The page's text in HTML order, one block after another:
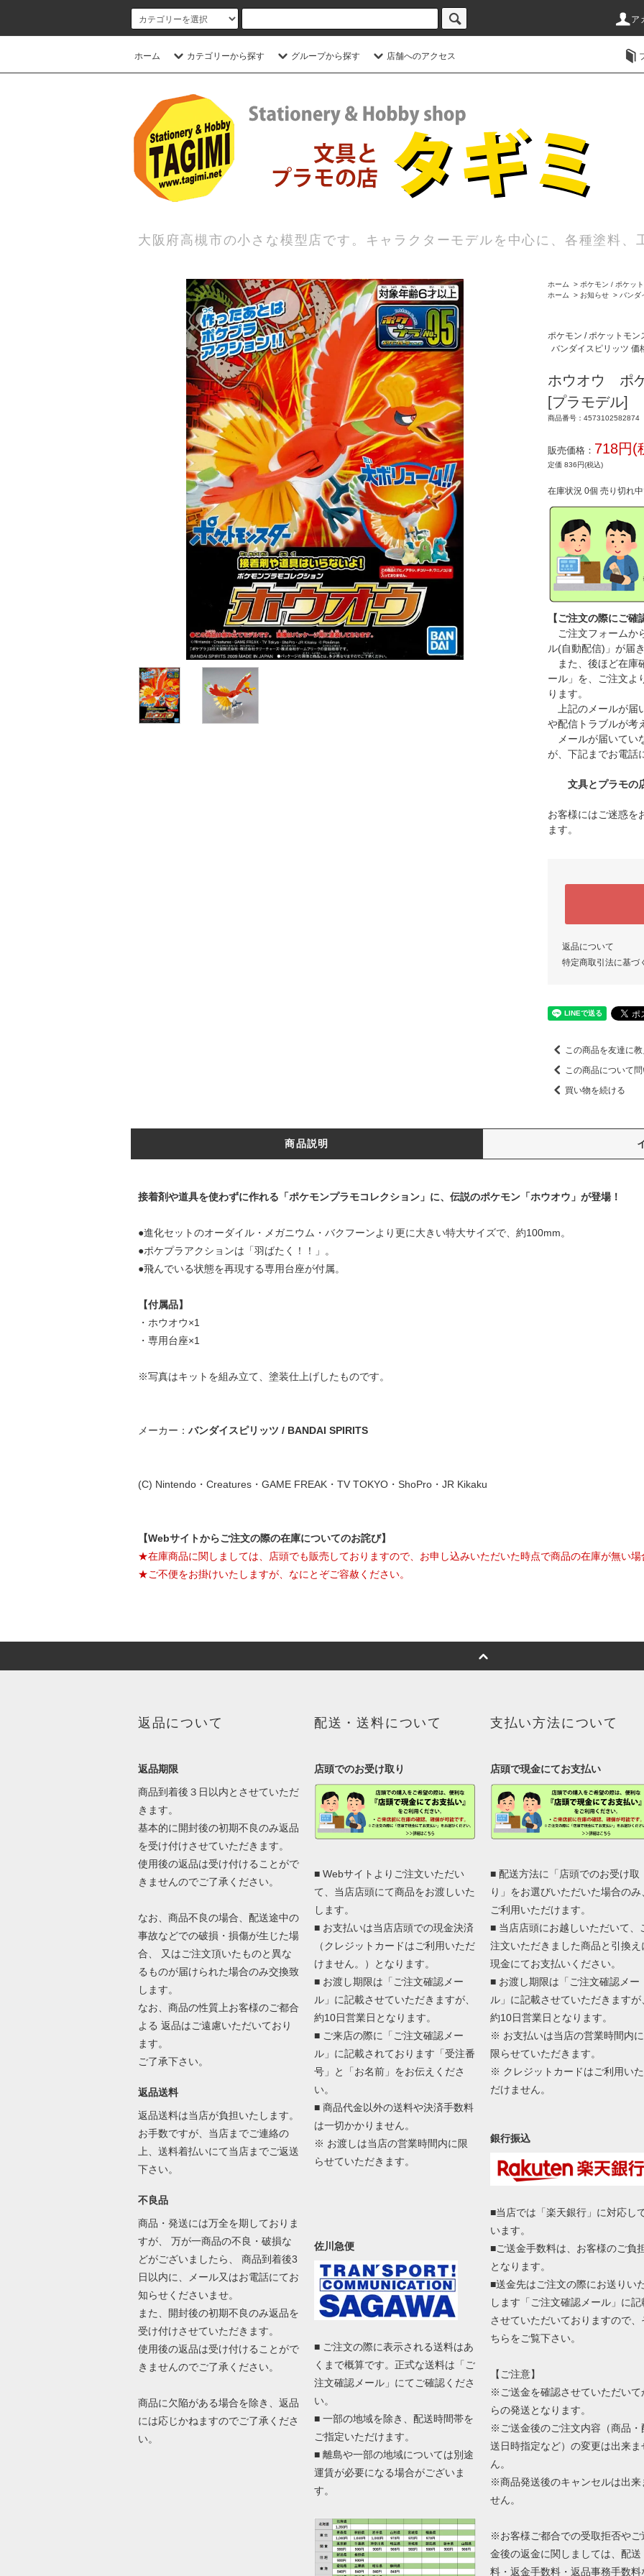
ア
ホーム カテゴリーから探す グループから探す 店舗へのアクセス
大阪府高槻市の小さな模型店です。キャラクターモデルを中心に、各種塗料、
ホーム > ポケモン / ポケッ
ホーム
> お知らせ > バンダ
ポケモン / ポケットモン
バンダイスピリッツ 価
ホウオウ ポ
[プラモデル]
商品番号：4573102582874
販売価格： 718円(
定価 836円(税込)
在庫状況 0個 売り切れ
【ご注文の際にご確
ご注文フォームか
ル(自動配信)」が届き
また、後ほど在庫
ール」を、ご注文よ
ります。
上記のメールが届
や配信トラブルが考
メールが届いてい
が、下記までお電話
文具とプラモ
お客様にはご迷惑を
ます。
返品について
特定商取引法に基づ
この商品を友達に教
この商品について
買い物を続ける
商品説明
接着剤や道具を使わずに作れる「ポケモンプラモコレクション」に、伝説のポケモン「ホウオウ」が登場！
●進化セットのオーダイル・メガニウム・バクフーンより更に大きい特大サイズで、約100mm。
●ポケプラアクションは「羽ばたく！！」。
●飛んでいる状態を再現する専用台座が付属。
【付属品】
・ホウオウ×1
・専用台座×1
※写真はキットを組み立て、塗装仕上げしたものです。
メーカー： バンダイスピリッツ / BANDAI SPIRITS
(C) Nintendo・Creatures・GAME FREAK・TV TOKYO・ShoPro・JR Kikaku
【Webサイトからご注文の際の在庫についてのお詫び】
★在庫商品に関しましては、店頭でも販売しておりますので、お申し込みいただいた時点で商品の在庫が無い場
★ご不便をお掛けいたしますが、なにとぞご容赦ください。
返品について
返品期限
商品到着後３日以内とさせていただ
きます。
基本的に開封後の初期不良のみ返品
を受け付けさせていただきます。
使用後の返品は受け付けることがで
きませんのでご了承ください。
なお、商品不良の場合、配送途中の
事故などでの破損・損傷が生じた場
合、 又はご注文頂いたものと異な
るものが届けられた場合のみ交換致
します。
なお、商品の性質上お客様のご都合
よる 返品はご遠慮いただいており
ます。
ご了承下さい。
返品送料
返品送料は当店が負担いたします。
お手数ですが、当店までご連絡の
上、送料着払いにて当店までご返送
下さい。
不良品
商品・発送には万全を期しておりま
すが、 万が一商品の不良・破損な
どがございましたら、 商品到着後3
日以内に、メール又はお電話にてお
知らせくださいませ。
また、開封後の初期不良のみ返品を
受け付けさせていただきます。
使用後の返品は受け付けることがで
きませんのでご了承ください。
商品に欠陥がある場合を除き、返品
には応じかねますのでご了承くださ
い。
配送・送料について
店頭でのお受け取り
■ Webサイトよりご注文いただい
て、当店店頭にて商品をお渡しいた
します。
■ お支払いは当店店頭での現金決済
（クレジットカードはご利用いただ
けません。）となります。
■ お渡し期限は「ご注文確認メー
ル」に記載させていただきますが、
約10日営業日となります。
■ ご来店の際に「ご注文確認メー
ル」に記載されております「受注番
号」と「お名前」をお伝えくださ
い。
■ 商品代金以外の送料や決済手数料
は一切かかりません。
※ お渡しは当店の営業時間内に限
らせていただきます。
佐川急便
■ ご注文の際に表示される送料はあ
くまで概算です。正式な送料は「ご
注文確認メール」にてご確認くださ
い。
■ 一部の地域を除き、配送時間帯を
ご指定いただけます。
■ 離島や一部の地域については別途
運賃が必要になる場合がございま
す。
支払い方法について
店頭で現金にてお支払い
■ 配送方法に「店頭でのお受け取
り」をお選びいただいた場合のみ
ご利用いただけます。
■ 当店店頭にお越しいただいて、
注文いただきました商品と引換え
現金にてお支払いください。
■ お渡し期限は「ご注文確認メー
ル」に記載させていただきますが
約10日営業日となります。
※ お支払いは当店の営業時間内に
限らせていただきます。
※ クレジットカードはご利用いた
だけません。
銀行振込
■当店では「楽天銀行」に対応し
います。
■ご送金手数料は、お客様のご負
となります。
■送金先はご注文の際にお送りい
します「ご注文確認メール」に記
させていただいておりますので、
ちらをご覧下さい。
【ご注意】
※ご送金を確認させていただいて
らの発送となります。
※ご送金後のご注文内容（商品・
送日時指定など）の変更は出来ま
ん。
※商品発送後のキャンセルは出来
せん。
※お客様ご都合での受取拒否やご
金後の返金に関しましては、配送
料・返金手数料・返品事務手数料